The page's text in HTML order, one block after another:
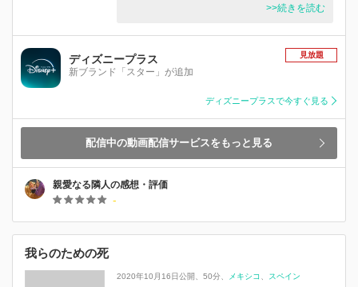
>>続きを読む
ディズニープラス
新ブランド「スター」が追加
見放題
ディズニープラスで今すぐ見る
配信中の動画配信サービスをもっと見る
親愛なる隣人の感想・評価
-
我らのための死
2020年10月16日公開 50分 メキシコ
スペイン